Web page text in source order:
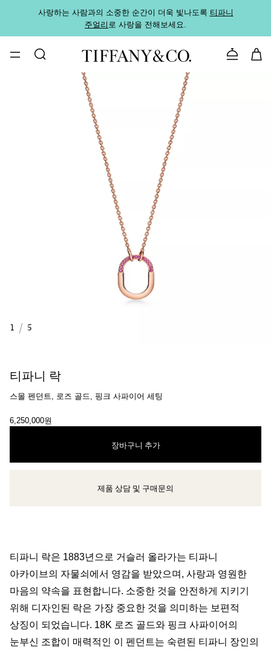
사랑하는 사람과의 소중한 순간이 더욱 빛나도록 티파니
주얼리로 사랑을 전해보세요.
문의하기
1 / 5
티파니 락
스몰 펜던트, 로즈 골드, 핑크 사파이어 세팅
6,250,000원
장바구니 추가
클라이언트 어드바이저에게 문의하거나 예약하세요
제품 상담 및 구매문의
티파니 락은 1883년으로 거슬러 올라가는 티파니
아카이브의 자물쇠에서 영감을 받았으며, 사랑과 영원한
마음의 약속을 표현합니다. 소중한 것을 안전하게 지키기
위해 디자인된 락은 가장 중요한 것을 의미하는 보편적
상징이 되었습니다. 18K 로즈 골드와 핑크 사파이어의
눈부신 조합이 매력적인 이 펜던트는 숙련된 티파니 장인의